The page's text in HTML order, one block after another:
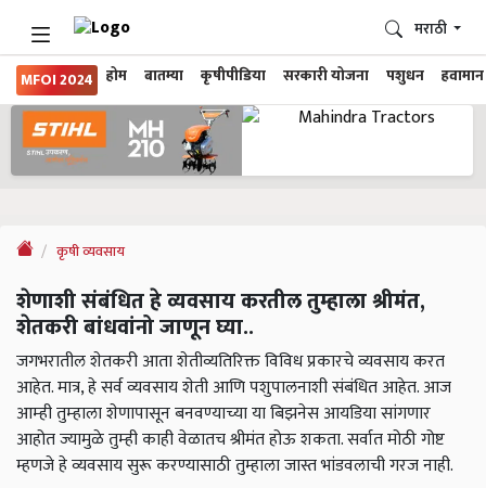
MFOI 2024 होम बातम्या कृषीपीडिया सरकारी योजना पशुधन हवामान
मराठी
कृषी व्यवसाय
शेणाशी संबंधित हे व्यवसाय करतील तुम्हाला श्रीमंत,
शेतकरी बांधवांनो जाणून घ्या..
जगभरातील शेतकरी आता शेतीव्यतिरिक्त विविध प्रकारचे व्यवसाय करत
आहेत. मात्र, हे सर्व व्यवसाय शेती आणि पशुपालनाशी संबंधित आहेत. आज
आम्‍ही तुम्‍हाला शेणापासून बनवण्‍याच्‍या या बिझनेस आयडिया सांगणार
आहोत ज्यामुळे तुम्‍ही काही वेळातच श्रीमंत होऊ शकता. सर्वात मोठी गोष्ट
म्हणजे हे व्यवसाय सुरू करण्यासाठी तुम्हाला जास्त भांडवलाची गरज नाही.